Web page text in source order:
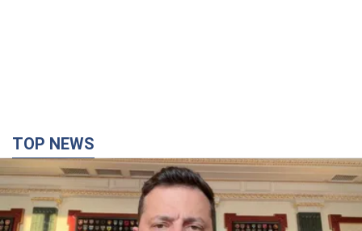
TOP NEWS